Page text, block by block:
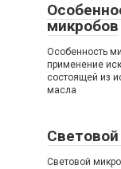
микробов
Особенность
применение
состоящей из
масла
Световой